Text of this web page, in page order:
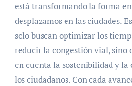
está transformando la forma
desplazamos en las ciudades.
solo buscan optimizar los
reducir la congestión vial, sino
en cuenta la sostenibilidad y la
los ciudadanos. Con cada